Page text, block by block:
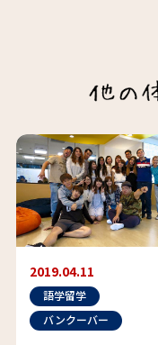
2019.04.11
語学留学
バンクーバー